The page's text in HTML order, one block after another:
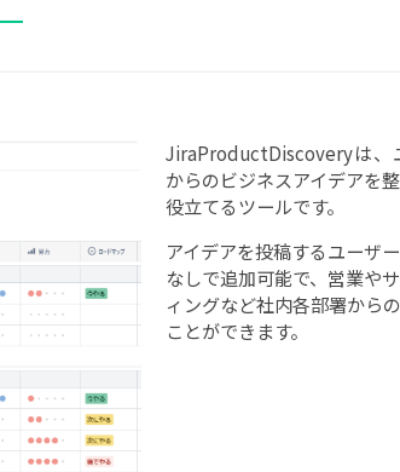
JiraProductDiscoveryは、
からのビジネスアイデアを
役立てるツールです。
アイデアを投稿するユーザ
なしで追加可能で、営業や
ィングなど社内各部署から
ことができます。